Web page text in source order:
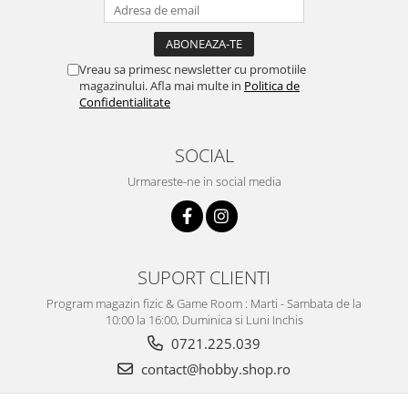
Vreau sa primesc newsletter cu promotiile
magazinului. Afla mai multe in Politica de
Confidentialitate
SOCIAL
Urmareste-ne in social media
SUPORT CLIENTI
Program magazin fizic & Game Room : Marti - Sambata de la
10:00 la 16:00, Duminica si Luni Inchis
0721.225.039
contact@hobby.shop.ro